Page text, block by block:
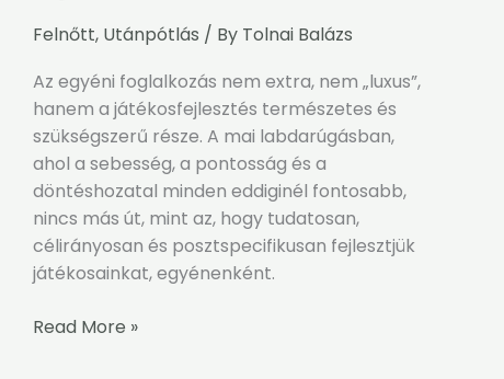
Felnőtt, Utánpótlás / By Tolnai Balázs
Az egyéni foglalkozás nem extra, nem „luxus”,
hanem a játékosfejlesztés természetes és
szükségszerű része. A mai labdarúgásban,
ahol a sebesség, a pontosság és a
döntéshozatal minden eddiginél fontosabb,
nincs más út, mint az, hogy tudatosan,
célirányosan és posztspecifikusan fejlesztjük
játékosainkat, egyénenként.
labdarúgók
fejlesztésében
Read More »